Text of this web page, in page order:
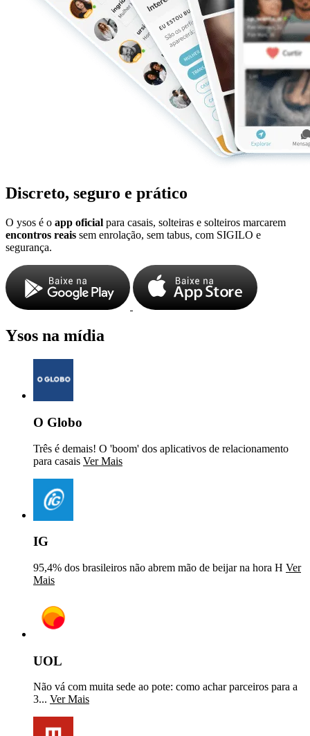
Discreto, seguro e prático
O ysos é o app oficial para casais, solteiras e solteiros marcarem
encontros reais sem enrolação, sem tabus, com SIGILO e
segurança.
Ysos na mídia
O Globo
Três é demais! O 'boom' dos aplicativos de relacionamento
para casais Ver Mais
IG
95,4% dos brasileiros não abrem mão de beijar na hora H Ver
Mais
UOL
Não vá com muita sede ao pote: como achar parceiros para a
3... Ver Mais